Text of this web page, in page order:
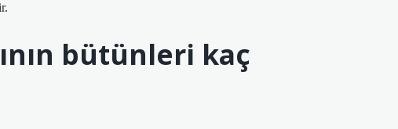
bütünleri kaç